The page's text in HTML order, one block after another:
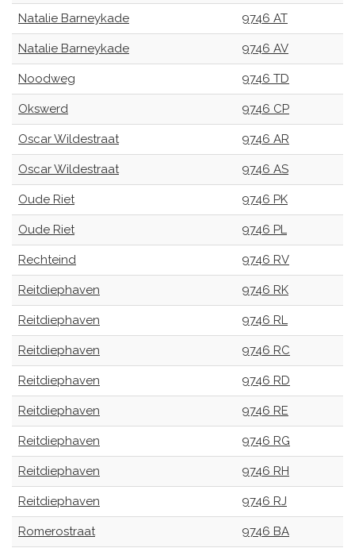
Natalie Barneykade 9746 AT
Natalie Barneykade 9746 AV
Noodweg 9746 TD
Okswerd 9746 CP
Oscar Wildestraat 9746 AR
Oscar Wildestraat 9746 AS
Oude Riet 9746 PK
Oude Riet 9746 PL
Rechteind 9746 RV
Reitdiephaven 9746 RK
Reitdiephaven 9746 RL
Reitdiephaven 9746 RC
Reitdiephaven 9746 RD
Reitdiephaven 9746 RE
Reitdiephaven 9746 RG
Reitdiephaven 9746 RH
Reitdiephaven 9746 RJ
Romerostraat 9746 BA